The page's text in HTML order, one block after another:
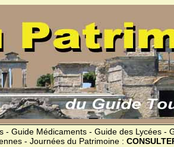
Guide Médicaments - Guide des Lycées -
- Journées du Patrimoine :